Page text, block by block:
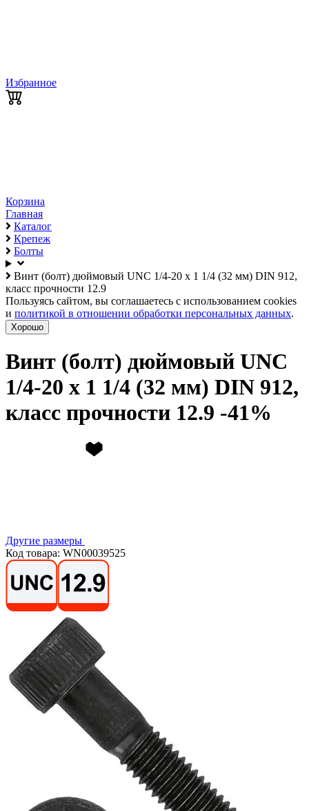
Избранное
Корзина
Главная
Каталог
Крепеж
Болты
Винт (болт) дюймовый UNC 1/4-20 х 1 1/4 (32 мм) DIN 912,
класс прочности 12.9
Пользуясь сайтом, вы соглашаетесь с использованием cookies
и политикой в отношении обработки персональных данных.
Хорошо
Винт (болт) дюймовый UNC
1/4-20 х 1 1/4 (32 мм) DIN 912,
класс прочности 12.9
Другие размеры
Код товара: WN00039525